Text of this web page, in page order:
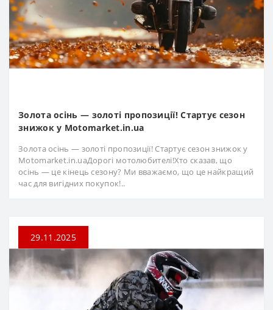
Золота осінь — золоті пропозиції! Стартує сезон
знижок у Motomarket.in.ua
Золота осінь — золоті пропозиції! Стартує сезон знижок у
Motomarket.in.uaДорогі мотолюбителі!Хто сказав, що
осінь — це кінець сезону? Ми вважаємо, що це найкращий
час для вигідних покупок!..
29.11.2025